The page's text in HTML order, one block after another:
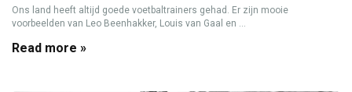
Ons land heeft altijd goede voetbaltrainers gehad. Er zijn mooie
voorbeelden van Leo Beenhakker, Louis van Gaal en ...
Read more »